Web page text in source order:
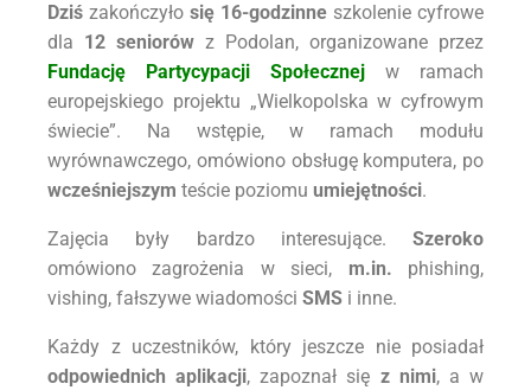
Dziś zakończyło się 16-godzinne szkolenie cyfrowe
dla 12 seniorów z Podolan, organizowane przez
Fundację Partycypacji Społecznej w ramach
europejskiego projektu „Wielkopolska w cyfrowym
świecie”. Na wstępie, w ramach modułu
wyrównawczego, omówiono obsługę komputera, po
wcześniejszym teście poziomu umiejętności.
Zajęcia były bardzo interesujące. Szeroko
omówiono zagrożenia w sieci, m.in. phishing,
vishing, fałszywe wiadomości SMS i inne.
Każdy z uczestników, który jeszcze nie posiadał
odpowiednich aplikacji, zapoznał się z nimi, a w